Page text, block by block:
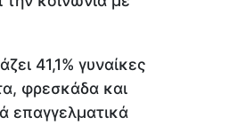
41,1% γυναίκες
φρεσκάδα και
επαγγελματικά